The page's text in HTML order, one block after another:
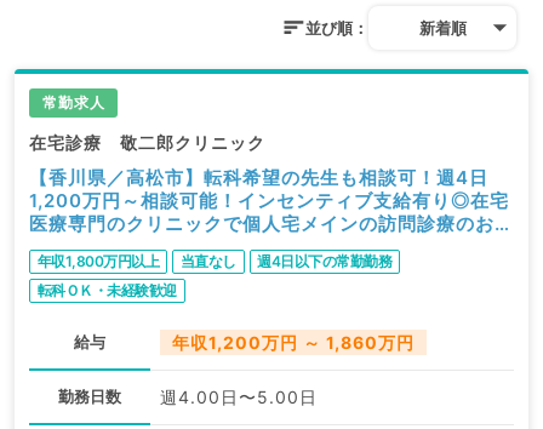
並び順： 新着順
常勤求人
在宅診療 敬二郎クリニック
【香川県／高松市】転科希望の先生も相談可！週4日
1,200万円～相談可能！インセンティブ支給有り◎在宅
医療専門のクリニックで個人宅メインの訪問診療のお仕
事です（一般外科／常勤）
年収1,800万円以上 当直なし
週4日以下の常勤勤務
転科ＯＫ・未経験歓迎
給与 年収1,200万円 ～ 1,860万円
勤務日数 週4.00日〜5.00日